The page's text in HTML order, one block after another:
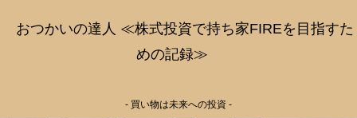
おつかいの達人 ≪株式投資で持ち家FIREを目指すた
めの記録≫
- 買い物は未来への投資 -